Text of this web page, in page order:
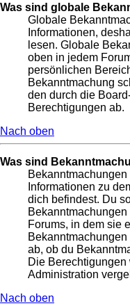
Was sind globale
Globale
Informationen,
lesen. Globale
oben in jedem
persönlichen
Bekanntmachung
den durch die
Berechtigungen ab.
Nach oben
Was sind
Informationen zu
dich befindest. Du
Forums, in dem sie
ab, ob du
Die
Administration
Nach oben